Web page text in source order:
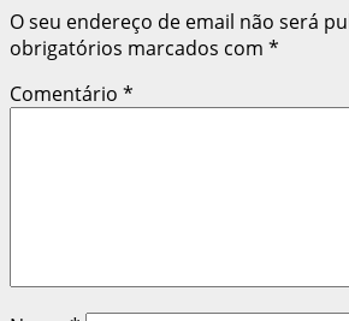
O seu endereço de email não será
obrigatórios marcados com *
Comentário *